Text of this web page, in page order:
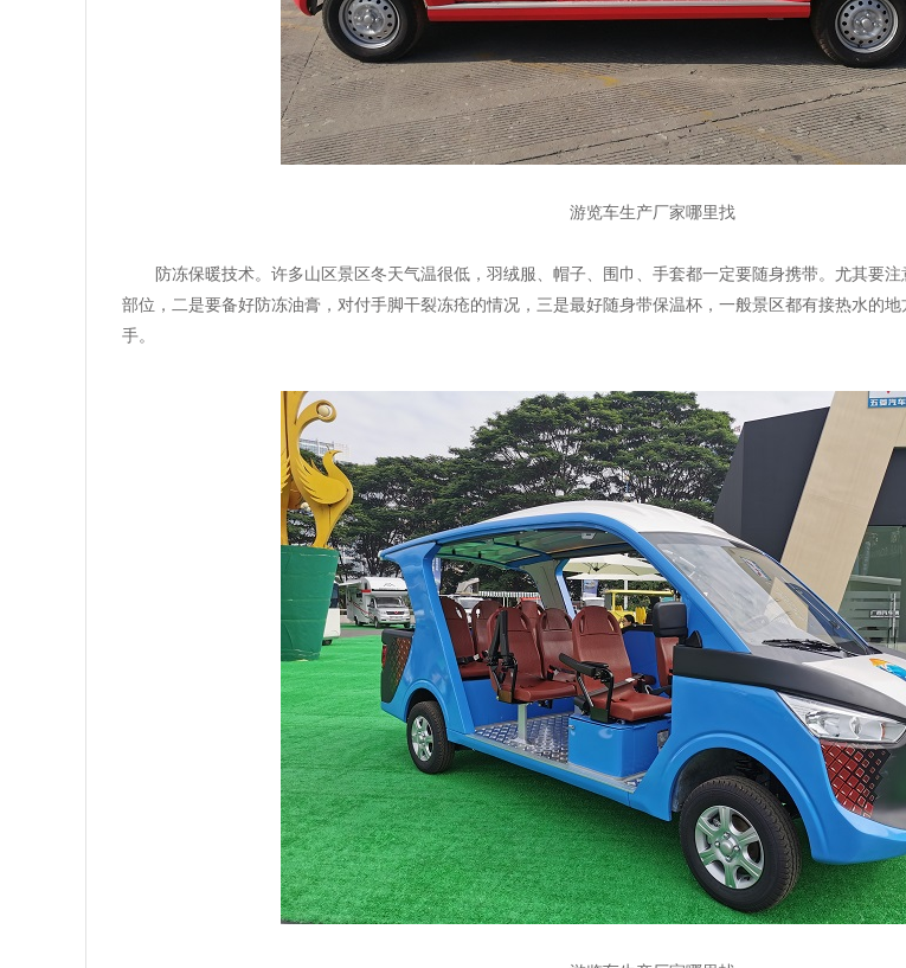
游览车生产厂家哪里找
防冻保暖技术。许多山区景区冬天气温很低，羽绒服、帽子、围巾、手套都一定要随身携带。尤其要
部位，二是要备好防冻油膏，对付手脚干裂冻疮的情况，三是最好随身带保温杯，一般景区都有接热水的
手。